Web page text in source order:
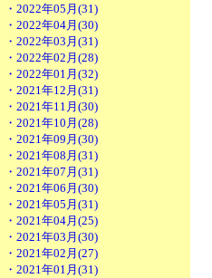
・2022年05月(31)
・2022年04月(30)
・2022年03月(31)
・2022年02月(28)
・2022年01月(32)
・2021年12月(31)
・2021年11月(30)
・2021年10月(28)
・2021年09月(30)
・2021年08月(31)
・2021年07月(31)
・2021年06月(30)
・2021年05月(31)
・2021年04月(25)
・2021年03月(30)
・2021年02月(27)
・2021年01月(31)